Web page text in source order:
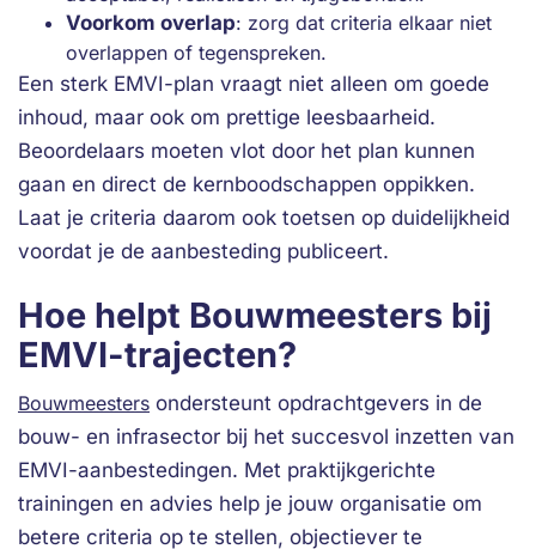
Voorkom overlap: zorg dat criteria elkaar niet
overlappen of tegenspreken.
Een sterk EMVI-plan vraagt niet alleen om goede
inhoud, maar ook om prettige leesbaarheid.
Beoordelaars moeten vlot door het plan kunnen
gaan en direct de kernboodschappen oppikken.
Laat je criteria daarom ook toetsen op duidelijkheid
voordat je de aanbesteding publiceert.
Hoe helpt Bouwmeesters bij
EMVI-trajecten?
Bouwmeesters ondersteunt opdrachtgevers in de
bouw- en infrasector bij het succesvol inzetten van
EMVI-aanbestedingen. Met praktijkgerichte
trainingen en advies help je jouw organisatie om
betere criteria op te stellen, objectiever te